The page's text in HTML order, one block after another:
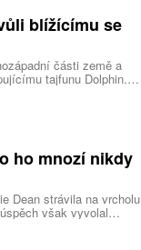
blížícímu se
části země a
tajfunu Dolphin.
vítr, prudký déšť a
tajfunem první, tedy
ho mnozí nikdy
Dean strávila na vrcholu
však vyvolal
neslyšela. Hudební
úplně jiné